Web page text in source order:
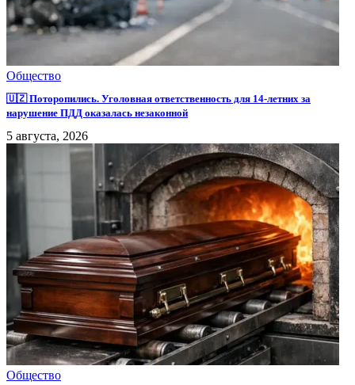
Общество
🇺🇿 Поторопились. Уголовная ответственность для 14-летних за
нарушение ПДД оказалась незаконной
5 августа, 2026
Общество